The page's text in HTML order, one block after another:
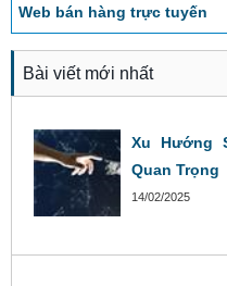
Web bán hàng trực tuyến
Bài viết mới nhất
Xu Hướng
Quan Trọng
14/02/2025